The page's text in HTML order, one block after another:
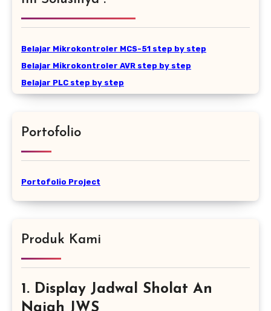
Belajar Mikrokontroler MCS-51 step by step
Belajar Mikrokontroler AVR step by step
Belajar PLC step by step
Portofolio
Portofolio Project
Produk Kami
1. Display Jadwal Sholat An
Najah JWS